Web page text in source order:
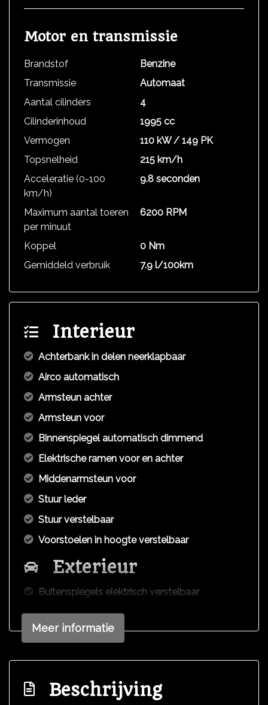
Motor en transmissie
Brandstof
Benzine
Transmissie
Automaat
Aantal cilinders
4
Cilinderinhoud
1995 cc
Vermogen
110 kW / 149 PK
Topsnelheid
215 km/h
Acceleratie (0-100
km/h)
9.8 seconden
Maximum aantal toeren
per minuut
6200 RPM
Koppel
0 Nm
Gemiddeld verbruik
7.9 l/100km
Interieur
Achterbank in delen neerklapbaar
Airco automatisch
Armsteun achter
Armsteun voor
Binnenspiegel automatisch dimmend
Elektrische ramen voor en achter
Middenarmsteun voor
Stuur leder
Stuur verstelbaar
Voorstoelen in hoogte verstelbaar
Exterieur
Buitenspiegels elektrisch verstelbaar
Buitenspiegels verwarmbaar
Centrale vergrendeling met afstandsbediening
Metaalkleur
Meer informatie
Beschrijving